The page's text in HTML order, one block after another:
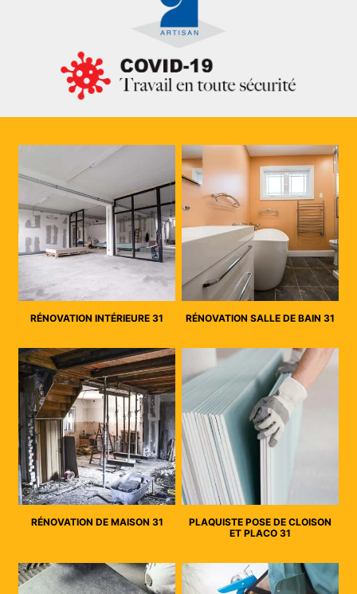
RÉNOVATION INTÉRIEURE 31 RÉNOVATION SALLE DE BAIN 31
RÉNOVATION DE MAISON 31
PLAQUISTE POSE DE CLOISON
ET PLACO 31